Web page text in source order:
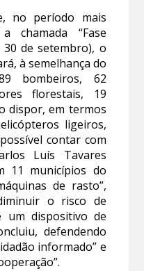
no período mais
chamada “Fase
de setembro), o
à semelhança do
bombeiros, 62
florestais, 19
dispor, em termos
ligeiros,
contar com
Luís Tavares
11 municípios do
de rasto”,
o risco de
um dispositivo de
defendendo
informado” e